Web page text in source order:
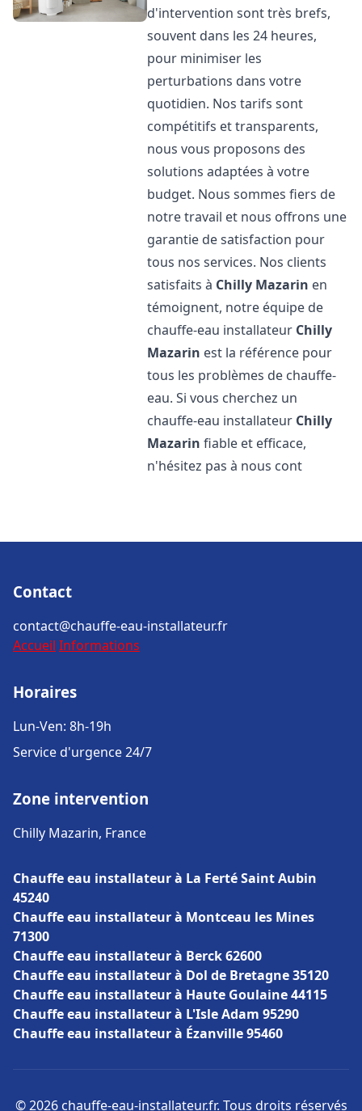
d'intervention sont très brefs,
souvent dans les 24 heures,
pour minimiser les
perturbations dans votre
quotidien. Nos tarifs sont
compétitifs et transparents,
nous vous proposons des
solutions adaptées à votre
budget. Nous sommes fiers de
notre travail et nous offrons une
garantie de satisfaction pour
tous nos services. Nos clients
satisfaits à Chilly Mazarin en
témoignent, notre équipe de
chauffe-eau installateur Chilly
Mazarin est la référence pour
tous les problèmes de chauffe-
eau. Si vous cherchez un
chauffe-eau installateur Chilly
Mazarin fiable et efficace,
n'hésitez pas à nous cont
Contact
contact@chauffe-eau-installateur.fr
Accueil Informations
Horaires
Lun-Ven: 8h-19h
Service d'urgence 24/7
Zone intervention
Chilly Mazarin, France
Chauffe eau installateur à La Ferté Saint Aubin
45240
Chauffe eau installateur à Montceau les Mines
71300
Chauffe eau installateur à Berck 62600
Chauffe eau installateur à Dol de Bretagne 35120
Chauffe eau installateur à Haute Goulaine 44115
Chauffe eau installateur à L'Isle Adam 95290
Chauffe eau installateur à Ézanville 95460
© 2026 chauffe-eau-installateur.fr. Tous droits réservés